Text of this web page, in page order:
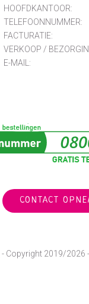
HOOFDKANTOOR:
TELEFOONNUMMER:
FACTURATIE:
VERKOOP /
E-MAIL:
CONTACT
- Copyright 2019/2026